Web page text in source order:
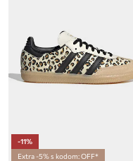
-11%
Extra -5% s kodom: OFF*